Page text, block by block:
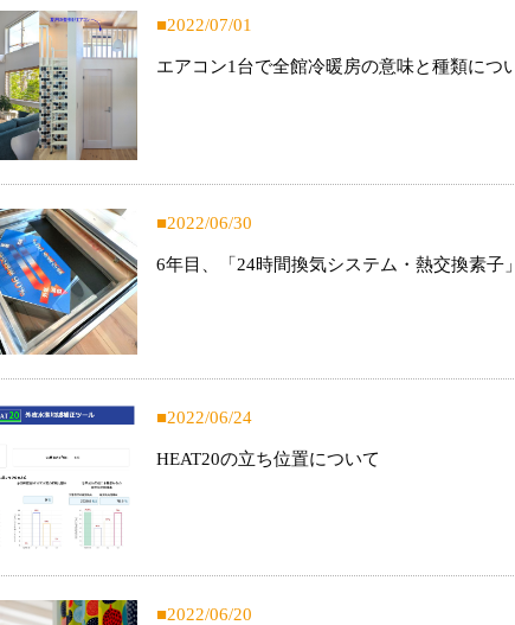
2022/07/01
エアコン1台で全館冷暖房の意味と種類につ
2022/06/30
6年目、「24時間換気システム・熱交換素子
2022/06/24
HEAT20の立ち位置について
2022/06/20